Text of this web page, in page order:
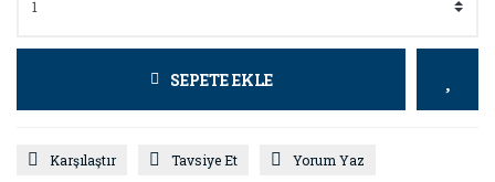
SEPETE EKLE
Karşılaştır Tavsiye Et Yorum Yaz